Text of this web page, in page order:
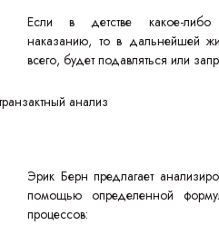
Если в детстве какое-либо
наказанию, то в дальнейшей
всего, будет подавляться или
Эрик Берн предлагает
помощью определенной
процессов: